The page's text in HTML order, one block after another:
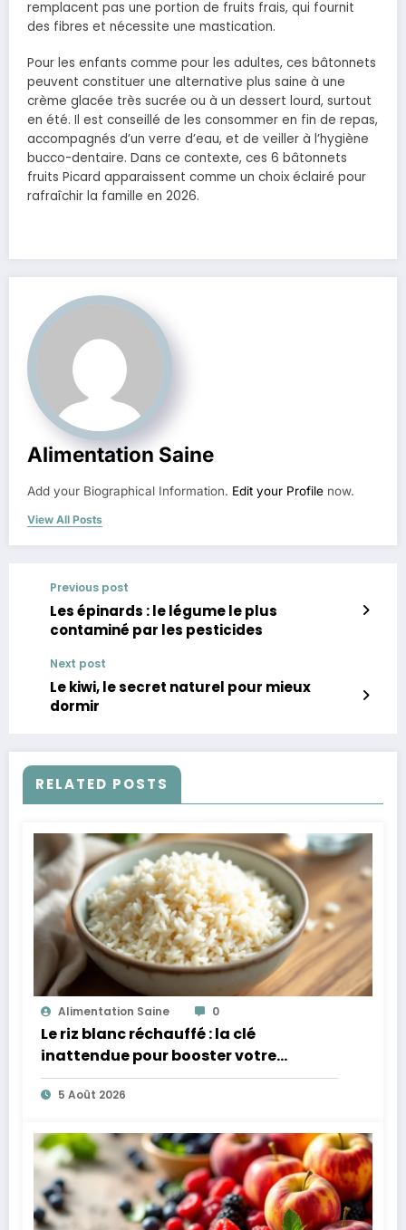
remplacent pas une portion de fruits frais, qui fournit
des fibres et nécessite une mastication.
Pour les enfants comme pour les adultes, ces bâtonnets
peuvent constituer une alternative plus saine à une
crème glacée très sucrée ou à un dessert lourd, surtout
en été. Il est conseillé de les consommer en fin de repas,
accompagnés d’un verre d’eau, et de veiller à l’hygiène
bucco-dentaire. Dans ce contexte, ces 6 bâtonnets
fruits Picard apparaissent comme un choix éclairé pour
rafraîchir la famille en 2026.
Alimentation Saine
Add your Biographical Information. Edit your Profile now.
View All Posts
Previous post
Les épinards : le légume le plus
contaminé par les pesticides
Next post
Le kiwi, le secret naturel pour mieux
dormir
RELATED POSTS
Alimentation Saine 0
Le riz blanc réchauffé : la clé
inattendue pour booster votre
microbiote
5 Août 2026